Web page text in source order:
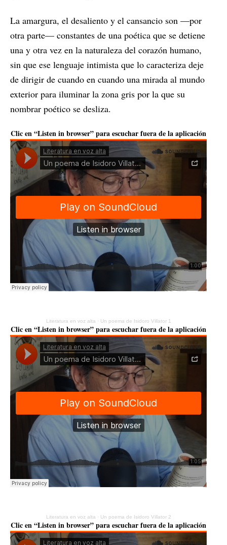
La amargura, el desaliento y el cansancio son —por
otra parte— constantes de una poética que se detiene
una y otra vez en la naturaleza del corazón humano,
sin que ese lenguaje intimista que lo caracteriza deje
de dirigir de cuando en cuando una mirada al mundo
exterior para iluminar la zona gris por la que su
nombrar poético se desliza.
Clic en “Listen in browser” para escuchar fuera de la aplicación
Literatura en voz alta · Un poema de Isidoro Villator 1
Clic en “Listen in browser” para escuchar fuera de la aplicación
Literatura en voz alta · Un poema de Isidoro Villator 2
Clic en “Listen in browser” para escuchar fuera de la aplicación